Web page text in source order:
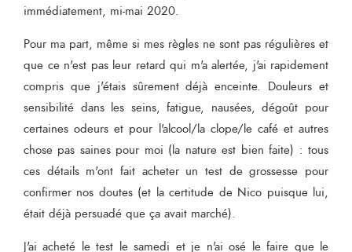
immédiatement, mi-mai 2020.
Pour ma part, même si mes règles ne sont pas régulières et
que ce n'est pas leur retard qui m'a alertée, j'ai rapidement
compris que j'étais sûrement déjà enceinte. Douleurs et
sensibilité dans les seins, fatigue, nausées, dégoût pour
certaines odeurs et pour l'alcool/la clope/le café et autres
chose pas saines pour moi (la nature est bien faite) : tous
ces détails m'ont fait acheter un test de grossesse pour
confirmer nos doutes (et la certitude de Nico puisque lui,
était déjà persuadé que ça avait marché).
J'ai acheté le test le samedi et je n'ai osé le faire que le